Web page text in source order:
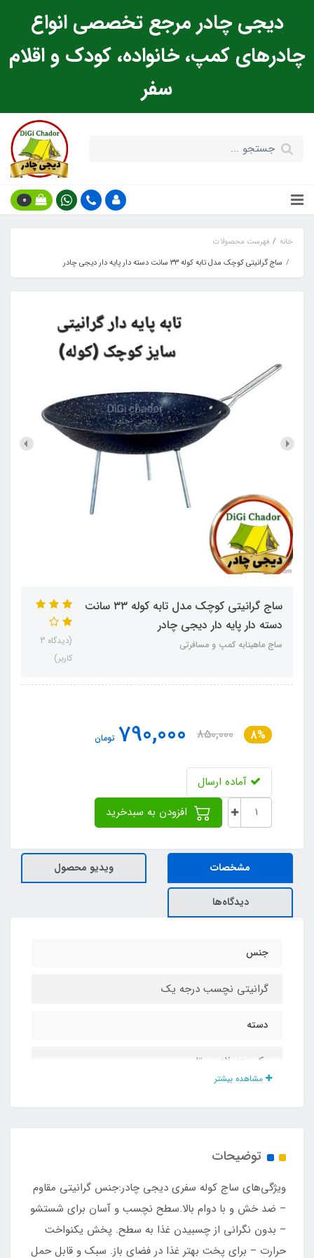
دیجی چادر مرجع تخصصی انواع
چادرهای کمپ، خانواده، کودک و اقلام
سفر
0
خانه
فهرست محصولات
ساج گرانیتی کوچک مدل تابه کوله ۳۳ سانت دسته دار پایه دار دیجی چادر
ساج گرانیتی کوچک مدل تابه کوله ۳۳ سانت
دسته دار پایه دار دیجی چادر
ساج ماهیتابه کمپ و مسافرتی
(دیدگاه 3
کاربر)
8%
850,000
790,000 تومان
آماده ارسال
مشخصات ویدیو محصول
دیدگاه‌ها
جنس
گرانیتی نچسب درجه یک
دسته
یک عدد فلزی مقاوم
۳۳ سانت
مشاهده بیشتر
توضیحات
ویژگی‌های ساج کوله سفری دیجی چادر:جنس گرانیتی مقاوم
– ضد خش و با دوام بالا.سطح نچسب و آسان برای شستشو
– بدون نگرانی از چسبیدن غذا به سطح. پخش یکنواخت
حرارت – برای پخت بهتر غذا در فضای باز. سبک و قابل حمل